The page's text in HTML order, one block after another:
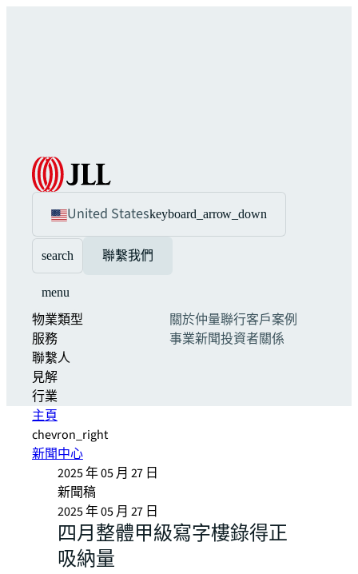
United Stateskeyboard_arrow_down
search 聯繫我們
menu
物業類型
服務
聯繫人
見解
行業
關於仲量聯行客戶案例
事業新聞投資者關係
主頁
chevron_right
新聞中心
2025 年 05 月 27 日
新聞稿
2025 年 05 月 27 日
四月整體甲級寫字樓錄得正
吸納量